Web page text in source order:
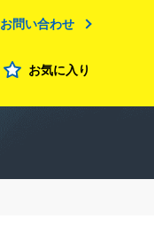
お問い合わせ
お気に入り